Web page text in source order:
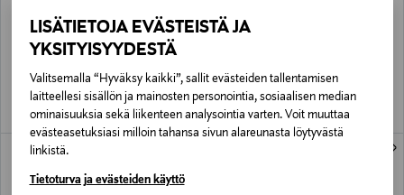
LISÄTIETOJA EVÄSTEISTÄ JA
YKSITYISYYDESTÄ
Valitsemalla “Hyväksy kaikki”, sallit evästeiden tallentamisen
laitteellesi sisällön ja mainosten personointia, sosiaalisen median
ominaisuuksia sekä liikenteen analysointia varten. Voit muuttaa
evästeasetuksiasi milloin tahansa sivun alareunasta löytyvästä
linkistä.
Tietoturva ja evästeiden käyttö
PURE=BEAUTY
Berry Mist With Blueberry & Willow -
kasvosuihke 100 ml
Original Price
26,50 €
PURE=BEAUTY
Original Price
30,50 €